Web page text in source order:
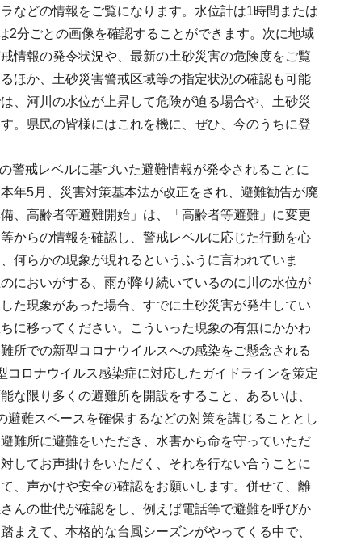
などの情報をご覧になります。水位計は1時間または
2分ごとの画像を確認することができます。次に地域
情報の発令状況や、最新の土砂災害の危険度をご覧
ほか、土砂災害警戒区域等の指定状況の確認も可能
、河川の水位が上昇して危険が迫る場合や、土砂災
。県民の皆様にはこれを機に、ぜひ、今のうちに登
警戒レベルに基づいた避難情報が発令されることに
年5月、災害対策基本法が改正をされ、避難勧告が廃
、高齢者等避難開始」は、「高齢者等避難」に変更
からの情報を確認し、警戒レベルに応じた行動を心
何らかの現象が現れるというふうに言われていま
においがする、雨が降り続いているのに川の水位が
た現象があった場合、すでに土砂災害が発生してい
に移ってください。こういった現象の有無にかかわ
所での新型コロナウイルスへの感染をご懸念される
ロナウイルス感染症に対応したガイドラインを策定
な限り多くの避難所を開設をすること、あるいは、
難スペースを確保するなどの対策を講じることとし
難所に避難をいただき、水害から命を守っていただ
してお声掛けをいただく、それを行ない合うことに
、声かけや安全の確認をお願いします。併せて、離
んの世代が確認をし、例えば電話等で避難を呼びか
まえて、本格的な台風シーズンがやってくる中で、